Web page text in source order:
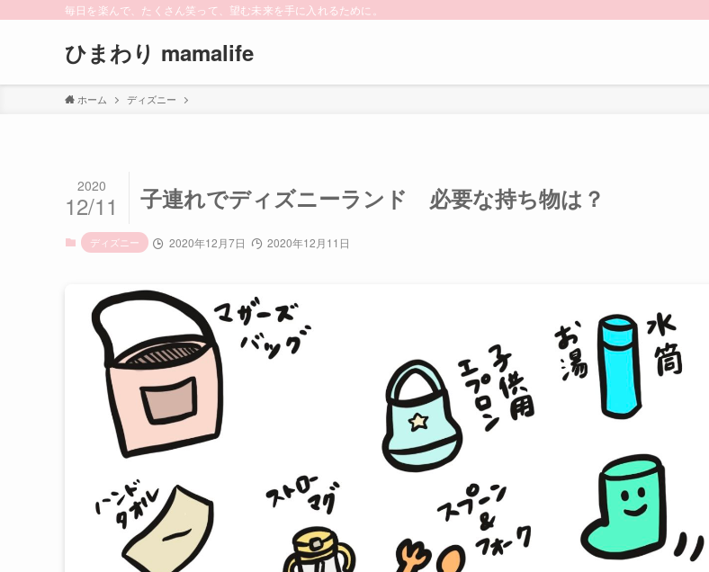
毎日を楽んで、たくさん笑って、望む未来を手に入れるために。
ひまわり mamalife
ホーム ディズニー
子連れでディズニーランド 必要な持ち物は？
2020
12/11
ディズニー 2020年12月7日 2020年12月11日